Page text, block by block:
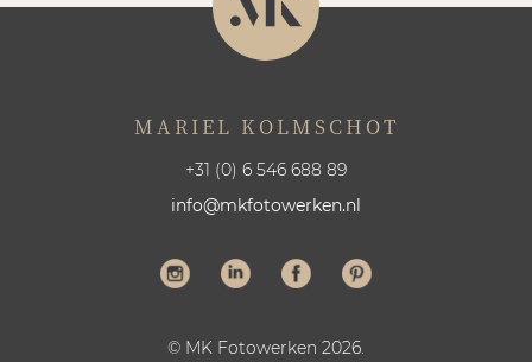
MARIEL KOLMSCHOT
+31 (0) 6 546 688 89
info@mkfotowerken.nl
© MK Fotowerken 2026.